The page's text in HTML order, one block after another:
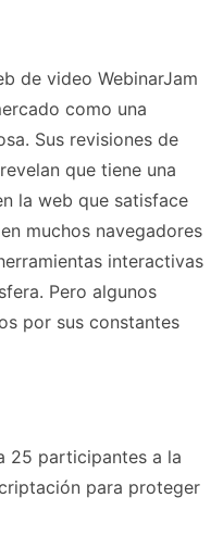
de video WebinarJam
como una
Sus revisiones de
que tiene una
la web que satisface
muchos navegadores
interactivas
Pero algunos
por sus constantes
25 participantes a la
para proteger